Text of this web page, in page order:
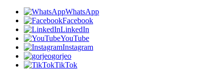
WhatsApp
Facebook
LinkedIn
YouTube
Instagram
gorjeo
TikTok